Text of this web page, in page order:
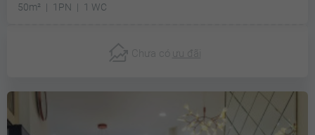
50m²
1PN 1 WC
Chưa có ưu đãi